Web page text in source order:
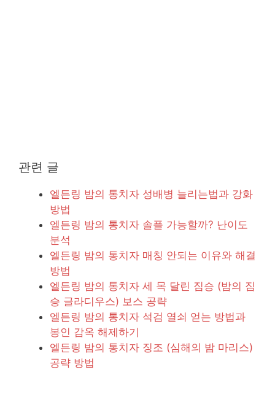
관련 글
엘든링 밤의 통치자 성배병 늘리는법과 강화
방법
엘든링 밤의 통치자 솔플 가능할까? 난이도
분석
엘든링 밤의 통치자 매칭 안되는 이유와 해결
방법
엘든링 밤의 통치자 세 목 달린 짐승 (밤의 짐
승 글라디우스) 보스 공략
엘든링 밤의 통치자 석검 열쇠 얻는 방법과
봉인 감옥 해제하기
엘든링 밤의 통치자 징조 (심해의 밤 마리스)
공략 방법